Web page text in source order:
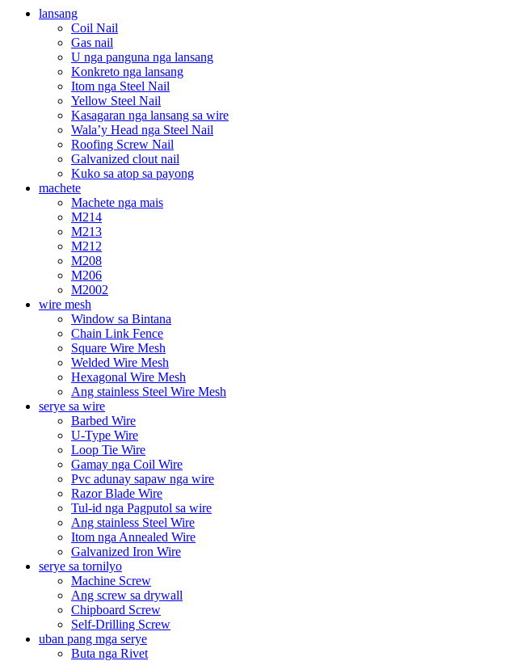
lansang
Coil Nail
Gas nail
U nga panguna nga lansang
Konkreto nga lansang
Itom nga Steel Nail
Yellow Steel Nail
Kasagaran nga lansang sa wire
Wala’y Head nga Steel Nail
Roofing Screw Nail
Galvanized clout nail
Kuko sa atop sa payong
machete
Machete nga mais
M214
M213
M212
M208
M206
M2002
wire mesh
Window sa Bintana
Chain Link Fence
Square Wire Mesh
Welded Wire Mesh
Hexagonal Wire Mesh
Ang stainless Steel Wire Mesh
serye sa wire
Barbed Wire
U-Type Wire
Loop Tie Wire
Gamay nga Coil Wire
Pvc adunay sapaw nga wire
Razor Blade Wire
Tul-id nga Pagputol sa wire
Ang stainless Steel Wire
Itom nga Annealed Wire
Galvanized Iron Wire
serye sa tornilyo
Machine Screw
Ang screw sa drywall
Chipboard Screw
Self-Drilling Screw
uban pang mga serye
Buta nga Rivet